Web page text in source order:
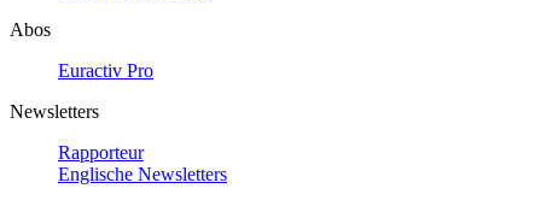
Abos
Euractiv Pro
Newsletters
Rapporteur
Englische Newsletters